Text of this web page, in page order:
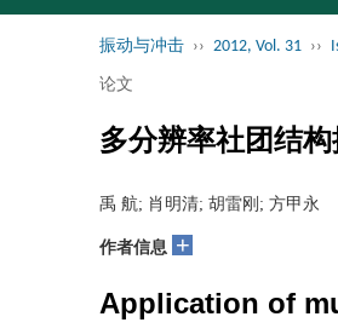
振动与冲击 ›› 2012, Vol. 31 ››
论文
多分辨率社团结
禹 航; 肖明清; 胡雷刚; 方甲永
作者信息 +
Application of